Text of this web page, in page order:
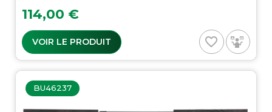
Prix
114,00 €
VOIR LE PRODUIT favorite_border
BU46237